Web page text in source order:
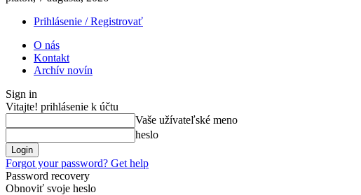
Prihlásenie / Registrovať
O nás
Kontakt
Archív novín
Sign in
Vitajte! prihlásenie k účtu
Vaše užívateľské meno
heslo
Forgot your password? Get help
Password recovery
Obnoviť svoje heslo